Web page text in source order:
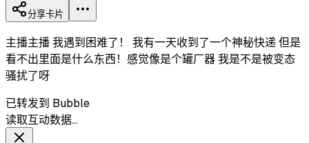
分享卡片
主播主播 我遇到困难了！ 我有一天收到了一个神秘快递 但是
看不出里面是什么东西！感觉像是个罐厂器 我是不是被变态
骚扰了呀
已转发到 Bubble
读取互动数据…